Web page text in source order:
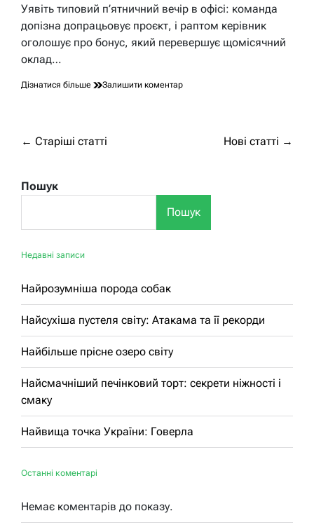
час
Уявіть типовий п’ятничний вечір в офісі: команда
допізна допрацьовує проєкт, і раптом керівник
оголошує про бонус, який перевершує щомісячний
оклад…
Дізнатися більше Залишити коментардо
українського
ринку
Навігація
записами
← Старіші статті Нові статті →
Пошук
Пошук
Недавні записи
Найрозумніша порода собак
Найсухіша пустеля світу: Атакама та її рекорди
Найбільше прісне озеро світу
Найсмачніший печінковий торт: секрети ніжності і
смаку
Найвища точка України: Говерла
Останні коментарі
Немає коментарів до показу.